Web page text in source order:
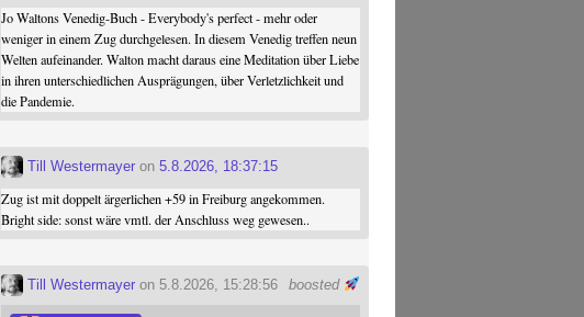
Jo Waltons Venedig-Buch - Everybody's perfect - mehr oder
weniger in einem Zug durchgelesen. In diesem Venedig treffen neun
Welten aufeinander. Walton macht daraus eine Meditation über Liebe
in ihren unterschiedlichen Ausprägungen, über Verletzlichkeit und
die Pandemie.
Till Westermayer on5.8.2026, 18:37:15
Zug ist mit doppelt ärgerlichen +59 in Freiburg angekommen.
Bright side: sonst wäre vmtl. der Anschluss weg gewesen..
boosted
Till Westermayer on 5.8.2026, 15:28:56